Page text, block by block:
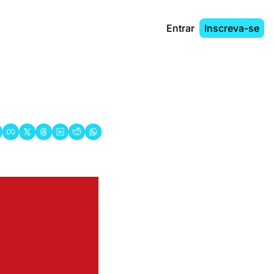
Entrar Inscreva-se